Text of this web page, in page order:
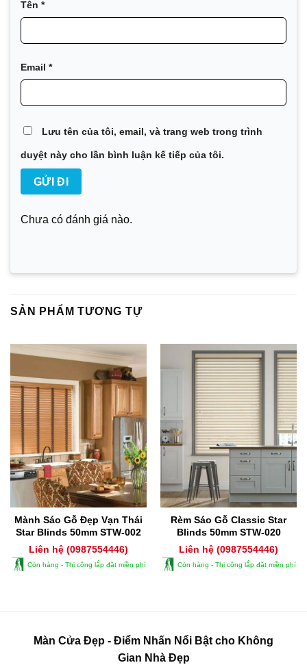
Tên *
Email *
Lưu tên của tôi, email, và trang web trong trình
duyệt này cho lần bình luận kế tiếp của tôi.
Chưa có đánh giá nào.
SẢN PHẨM TƯƠNG TỰ
Mành Sáo Gỗ Đẹp Vạn Thái
Star Blinds 50mm STW-002
Liên hệ (0987554446)
Còn hàng - Thi công lắp đặt miền phí
Rèm Sáo Gỗ Classic Star
Blinds 50mm STW-020
Liên hệ (0987554446)
Còn hàng - Thi công lắp đặt miền phí
Màn Cửa Đẹp - Điểm Nhấn Nổi Bật cho Không
Gian Nhà Đẹp